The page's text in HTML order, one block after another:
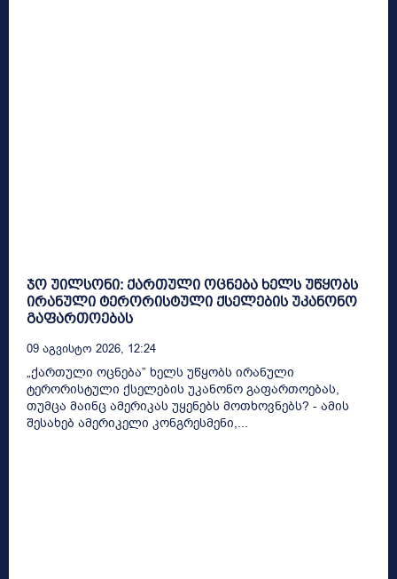
ჯო უილსონი: ქართული ოცნება ხელს უწყობს
ირანული ტერორისტული ქსელების უკანონო
გაფართოებას
09 Აგვისტო 2026, 12:24
„ქართული ოცნება” ხელს უწყობს ირანული
ტერორისტული ქსელების უკანონო გაფართოებას,
თუმცა მაინც ამერიკას უყენებს მოთხოვნებს? - ამის
შესახებ ამერიკელი კონგრესმენი,...